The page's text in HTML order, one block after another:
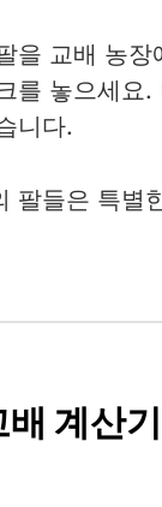
을 교배 농장
를 놓으세요.
니다.
팔들은 특별
계산